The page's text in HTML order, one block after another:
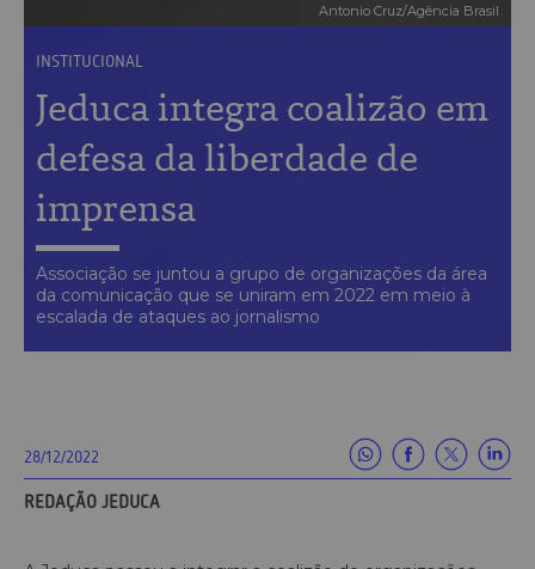
Antonio Cruz/Agência Brasil
INSTITUCIONAL
Jeduca integra coalizão em
defesa da liberdade de
imprensa
Associação se juntou a grupo de organizações da área
da comunicação que se uniram em 2022 em meio à
escalada de ataques ao jornalismo
28/12/2022
REDAÇÃO JEDUCA